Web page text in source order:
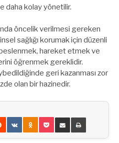
daha kolay yönetilir.
öncelik verilmesi gereken
sağlığı korumak için düzenli
hareket etmek ve
öğrenmek gereklidir.
geri kazanması zor
olan bir hazinedir.